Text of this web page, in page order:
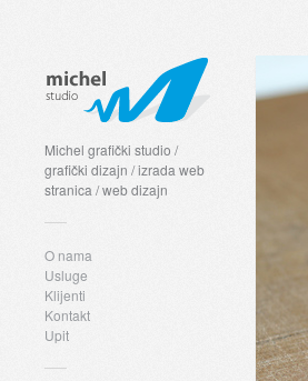
Michel grafički studio /
grafički dizajn / izrada web
stranica / web dizajn
O nama
Usluge
Klijenti
Kontakt
Upit